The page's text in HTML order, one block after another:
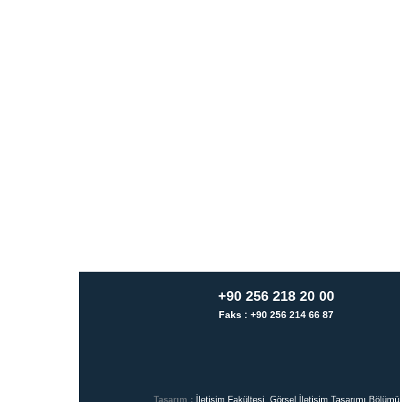
+90 256 218 20 00
Faks : +90 256 214 66 87
Tasarım : İletişim Fakültesi, Görsel İletişim Tasarımı Bölümü